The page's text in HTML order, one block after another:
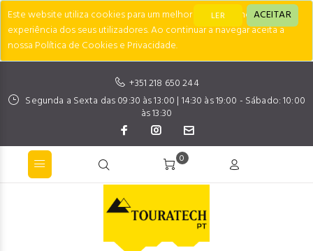
Este website utiliza cookies para um melhor desempenho e
experiência dos seus utilizadores. Ao continuar a navegar aceita a
nossa Política de Cookies e Privacidade.
LER ACEITAR
+351 218 650 244
Segunda a Sexta das 09:30 às 13:00 | 14:30 às 19:00 - Sábado: 10:00
às 13:30
0